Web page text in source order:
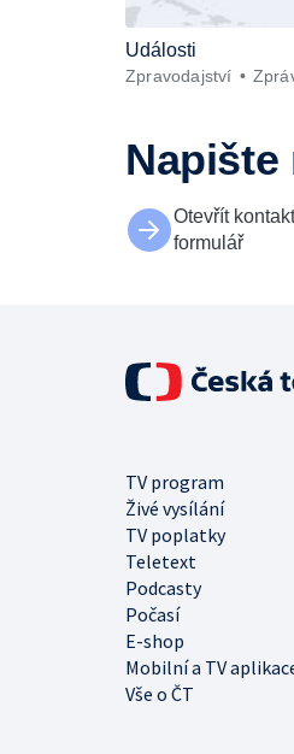
Události
Zpravodajství
Napište
Otevřít
formulář
TV program
Živé vysílání
TV poplatky
Teletext
Podcasty
Počasí
E-shop
Mobilní a TV
Vše o ČT